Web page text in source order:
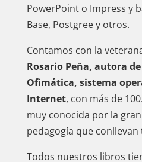
PowerPoint o Impress y
Base, Postgree y otros.
Contamos con la
Rosario Peña, autora
Ofimática, sistema
Internet, con más de
muy conocida por la
pedagogía que
Todos nuestros libros